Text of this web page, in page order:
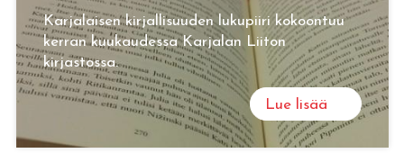
Karjalaisen kirjallisuuden lukupiiri kokoontuu
kerran kuukaudessa Karjalan Liiton
kirjastossa.
Lue lisää